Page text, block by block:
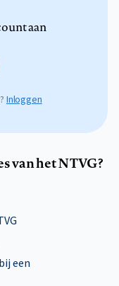
aan
Inloggen
van het NTVG?
een